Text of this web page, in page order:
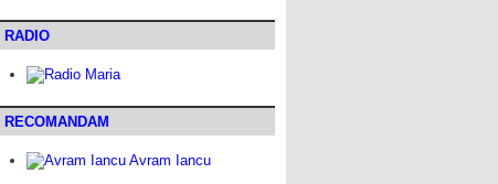
RADIO
RECOMANDAM
Avram Iancu